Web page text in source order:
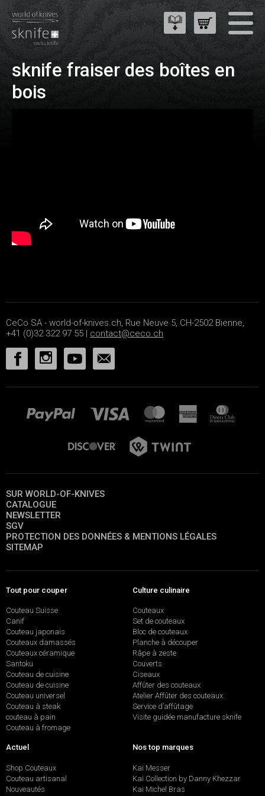
sknife fraiser des boîtes en
bois
CeCo SA - world-of-knives.ch, Rue Neuve 5, CH-2502 Bienne,
+41 (0)32 322 97 55 | contact@ceco.ch
SUR WORLD-OF-KNIVES
CATALOGUE
NEWSLETTER
SGV
PROTECTION DES DONNÉES & MENTIONS LÉGALES
SITEMAP
Tout pour couper
Couteau Suisse
Canif
Couteau japonais
Couteaux damassés
Couteaux céramique
Santoku
Couteau de cuisine
Couteau de cuisine
Couteau universel
Couteau à steak
couteau à pain
Couteau à fromage
Culture culinaire
Couteaux
Set de couteaux
Bloc de couteaux
Planche à découper
Râpe à zeste
Couverts
Ciseaux
Affûter des couteaux
Atelier Affûter des couteaux
Service d’affûtage
Visite guidée manufacture sknife
Actuel
Shop Couteaux
Couteau artisanal
Nouveautés
Nos top marques
Kai Messer
Kai Collection by Danny Khezzar
Kai Michel Bras